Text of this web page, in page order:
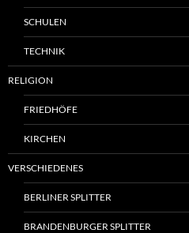
SCHULEN
TECHNIK
RELIGION
FRIEDHÖFE
KIRCHEN
VERSCHIEDENES
BERLINER SPLITTER
BRANDENBURGER SPLITTER